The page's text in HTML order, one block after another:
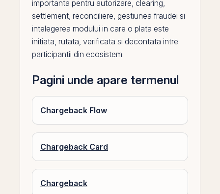
importanta pentru autorizare, clearing,
settlement, reconciliere, gestiunea fraudei si
intelegerea modului in care o plata este
initiata, rutata, verificata si decontata intre
participantii din ecosistem.
Pagini unde apare termenul
Chargeback Flow
Chargeback Card
Chargeback